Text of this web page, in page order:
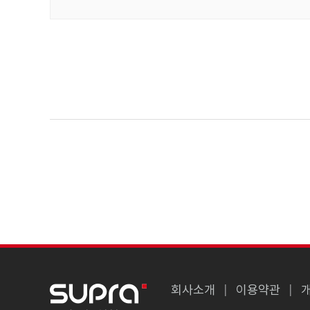
회사소개 이용약관